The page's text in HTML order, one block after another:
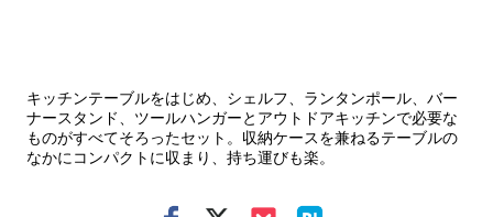
キッチンテーブルをはじめ、シェルフ、ランタンポール、バー
ナースタンド、ツールハンガーとアウトドアキッチンで必要な
ものがすべてそろったセット。収納ケースを兼ねるテーブルの
なかにコンパクトに収まり、持ち運びも楽。